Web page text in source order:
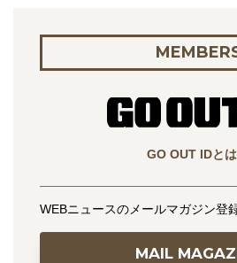
GO OUT IDとは
WEBニュースのメールマガジン登
MAIL